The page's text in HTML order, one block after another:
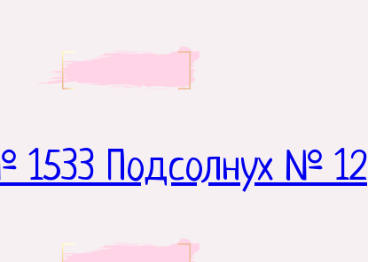
1533 Подсолнух № 12